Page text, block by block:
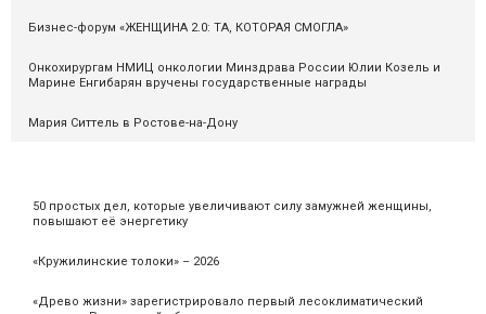
50 простых дел, которые увеличивают силу замужней женщины,
повышают её энергетику
«Кружилинские толоки» – 2026
«Древо жизни» зарегистрировало первый лесоклиматический
Бизнес-форум «ЖЕНЩИНА 2.0: ТА, КОТОРАЯ СМОГЛА»
Онкохирургам НМИЦ онкологии Минздрава России Юлии Козель и
Марине Енгибарян вручены государственные награды
Мария Ситтель в Ростове-на-Дону